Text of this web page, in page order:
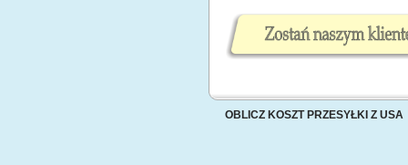
OBLICZ KOSZT PRZESYŁKI Z USA